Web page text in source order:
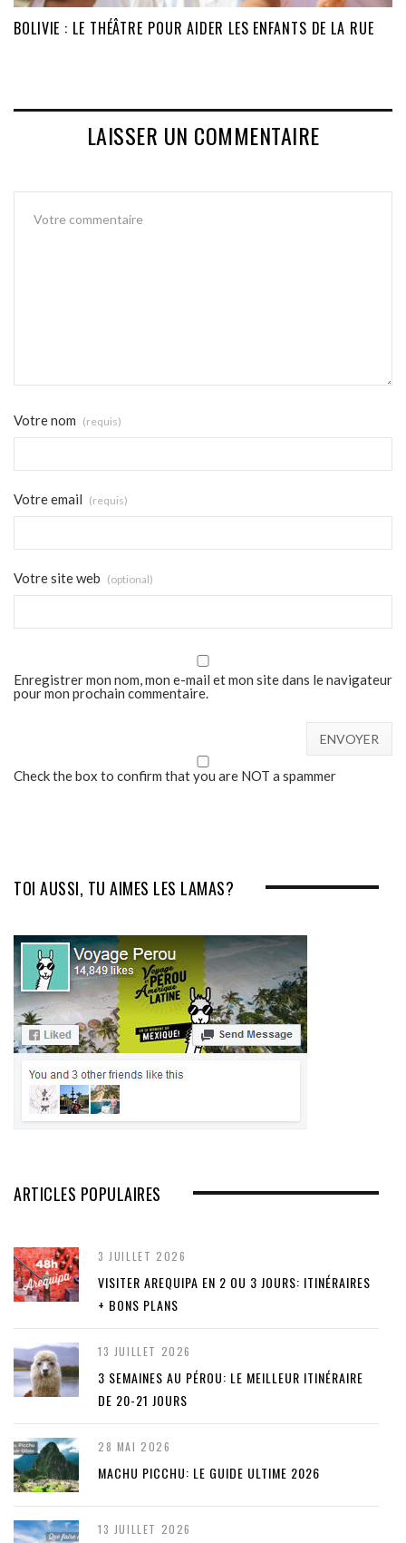
BOLIVIE : LE THÉÂTRE POUR AIDER LES ENFANTS DE LA RUE
LAISSER UN COMMENTAIRE
Votre nom (requis)
Votre email (requis)
Votre site web (optional)
Enregistrer mon nom, mon e-mail et mon site dans le navigateur
pour mon prochain commentaire.
Check the box to confirm that you are NOT a spammer
TOI AUSSI, TU AIMES LES LAMAS?
ARTICLES POPULAIRES
3 JUILLET 2026
VISITER AREQUIPA EN 2 OU 3 JOURS: ITINÉRAIRES
+ BONS PLANS
13 JUILLET 2026
3 SEMAINES AU PÉROU: LE MEILLEUR ITINÉRAIRE
DE 20-21 JOURS
28 MAI 2026
MACHU PICCHU: LE GUIDE ULTIME 2026
13 JUILLET 2026